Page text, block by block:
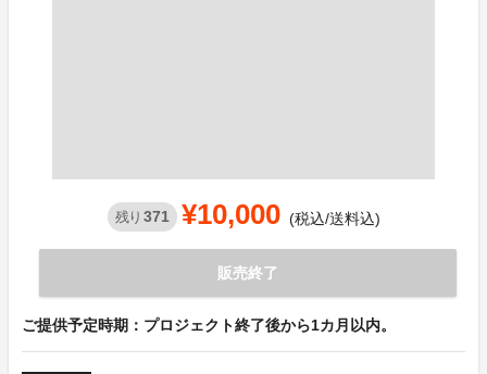
残り 371 ¥10,000 (税込/送料込)
販売終了
ご提供予定時期：プロジェクト終了後から1カ月以内。